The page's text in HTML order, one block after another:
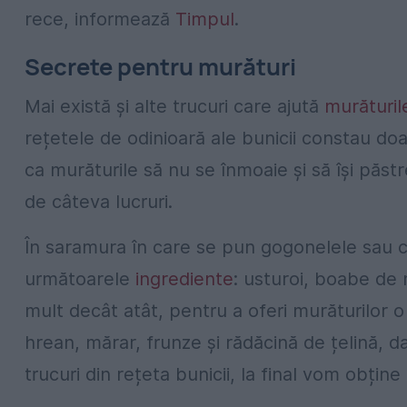
rece, informează Timpul.
Secrete pentru murături
Mai există și alte trucuri care ajută
rețetele de odinioară ale bunicii constau
ca murăturile să nu se înmoaie și să își
de câteva lucruri.
În saramura în care se pun gogonelele
următoarele ingrediente: usturoi, boabe de
mult decât atât, pentru a oferi murăturilor
hrean, mărar, frunze și rădăcină de țelină,
trucuri din rețeta bunicii, la final vom